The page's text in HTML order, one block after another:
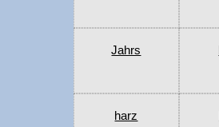
Jahrs
harz